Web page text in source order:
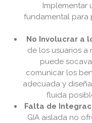
Implementar
fundamental para
No Involucrar a
de los usuarios
puede
comunicar los
adecuada y
fluida
Falta de
GIA aislada no